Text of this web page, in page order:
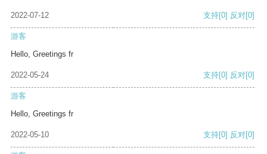
2022-07-12 支持[0] 反对[0]
游客
Hello, Greetings fr
2022-05-24 支持[0] 反对[0]
游客
Hello, Greetings fr
2022-05-10 支持[0] 反对[0]